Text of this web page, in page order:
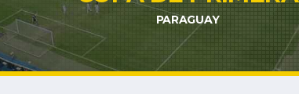
PARAGUAY